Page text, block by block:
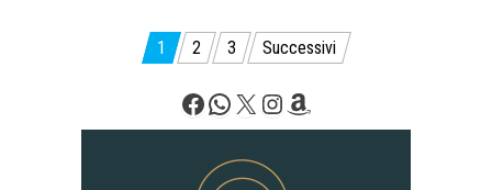
Paginazione
articoli
1 2 3 Successivi
Facebook
WhatsApp
X Instagram
Amazon